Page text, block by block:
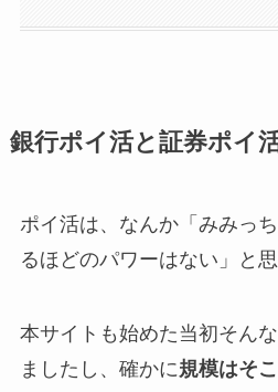
銀行ポイ活と証券ポイ
ポイ活は、なんか「みみっ
るほどのパワーはない」と
本サイトも始めた当初そん
ましたし、確かに規模はそ